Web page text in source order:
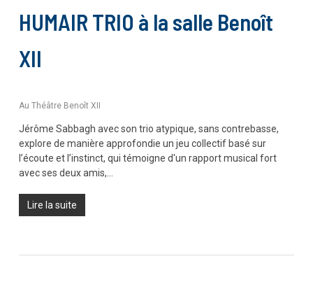
HUMAIR TRIO à la salle Benoît
XII
Au Théâtre Benoît XII
Jérôme Sabbagh avec son trio atypique, sans contrebasse,
explore de manière approfondie un jeu collectif basé sur
l’écoute et l’instinct, qui témoigne d'un rapport musical fort
avec ses deux amis,…
Lire la suite